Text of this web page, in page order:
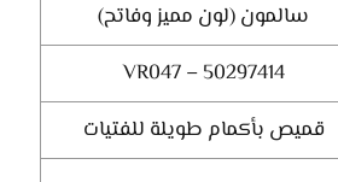
سالمون (لون مميز وفاتح)
50297414 – VR047
قميص بأكمام طويلة للفتيات